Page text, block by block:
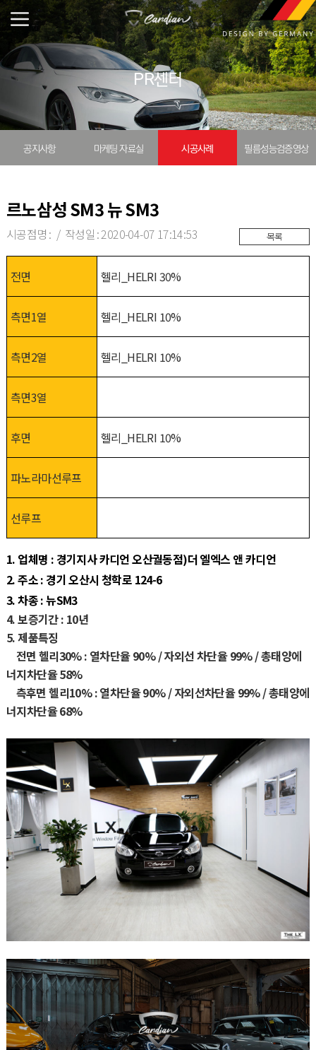
PR센터
공지사항 마케팅 자료실 시공사례 필름성능검증영상
르노삼성 SM3 뉴 SM3
시공점명 작성일 2020-04-07 17:14:53 목록
전면 헬리_HELRI 30%
측면1열 헬리_HELRI 10%
측면2열 헬리_HELRI 10%
측면3열
후면 헬리_HELRI 10%
파노라마선루프
선루프
1. 업체명 : 경기지사 카디언 오산궐동점)더 엘엑스 앤 카디언
2. 주소 : 경기 오산시 청학로 124-6
3. 차종 : 뉴SM3
4. 보증기간 : 10년
5. 제품특징
전면 헬리30% : 열차단율 90% / 자외선 차단율 99% / 총태양에
너지차단율 58%
측후면 헬리10% : 열차단율 90% / 자외선차단율 99% / 총태양에
너지차단율 68%